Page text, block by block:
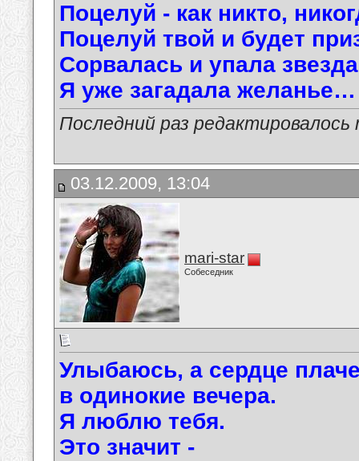
Поцелуй - как никто,
Поцелуй твой и будет
Сорвалась и упала
Я уже загадала желанье…
Последний раз
03.12.2009, 13:04
mari-star
Собеседник
Улыбаюсь, а сердце
в одинокие вечера.
Я люблю тебя.
Это значит -